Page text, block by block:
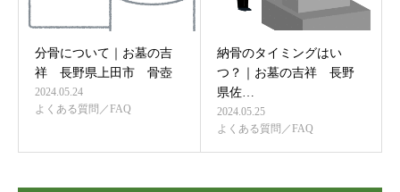
分骨について｜お墓の吉
祥 長野県上田市 骨壺
2024.05.24
よくある質問／FAQ
納骨のタイミングはい
つ？｜お墓の吉祥 長野
県佐…
2024.05.25
よくある質問／FAQ